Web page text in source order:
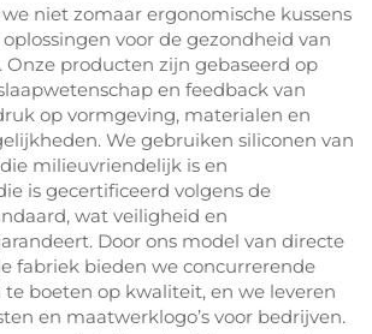
niet zomaar ergonomische kussens
voor de gezondheid van
Onze producten zijn gebaseerd op
en feedback van
op vormgeving, materialen en
We gebruiken siliconen van
milieuvriendelijk is en
is gecertificeerd volgens de
wat veiligheid en
Door ons model van directe
fabriek bieden we concurrerende
boeten op kwaliteit, en we leveren
en maatwerklogo’s voor bedrijven.